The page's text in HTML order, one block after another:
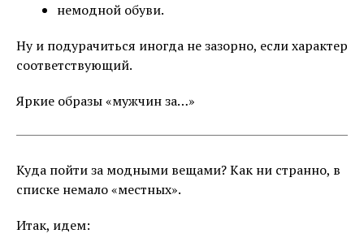
немодной обуви.
Ну и подурачиться иногда не зазорно, если характер
соответствующий.
Яркие образы «мужчин за…»
Куда пойти за модными вещами? Как ни странно, в
списке немало «местных».
Итак, идем: